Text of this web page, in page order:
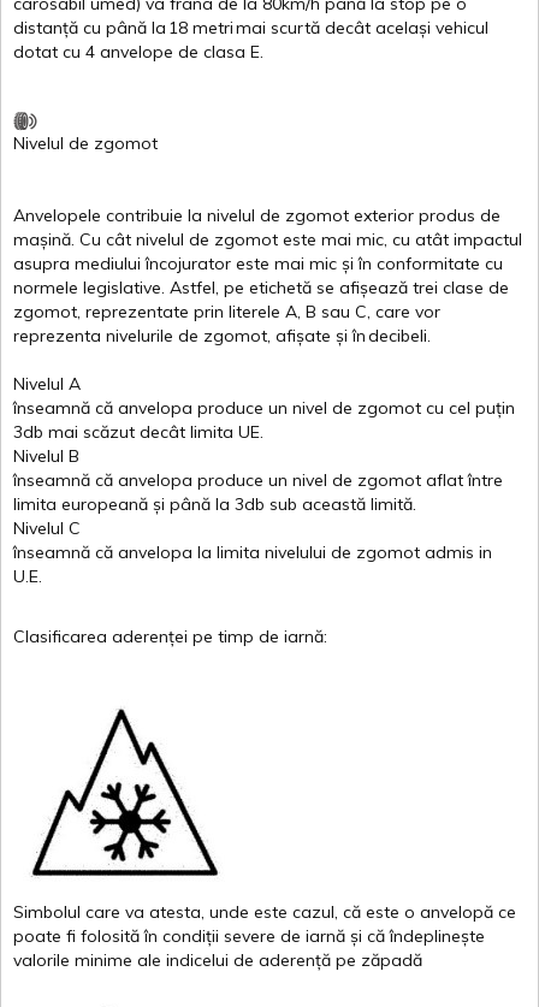
distanță cu până la 18 metrimai scurtă decât același vehicul
dotat cu 4 anvelope de clasa E
Nivelul de zgomot
Anvelopele contribuie la nivelul de zgomot exterior produs de
mașină . Cu cât nivelul de zgomot este mai mic, cu atât impactul
asupra mediului încojurator este mai mic și în conformitate cu
normele legislative. Astfel , pe etichetă se afișează trei clase de
zgomot reprezentate prin literele A B sau C , care vor
reprezenta nivelurile de zgomot afișate și îndecibeli
Nivelul A
înseamnă că anvelopa produce un nivel de zgomot cu cel puțin
3db mai scăzut decât limita UE.
Nivelul B
înseamnă că anvelopa produce un nivel de zgomot aflat între
limita europeană și până la 3db sub această limită
Nivelul C
înseamnă că anvelopa la limita nivelului de zgomot admis in
U.E.
Clasificarea aderenței pe timp de iarnă:
Simbolul care va atesta unde este cazul că este o anvelopă ce
poate fi folosită în condiții severe de iarnă și că îndeplinește
valorile minime ale indicelui de aderență pe zăpadă